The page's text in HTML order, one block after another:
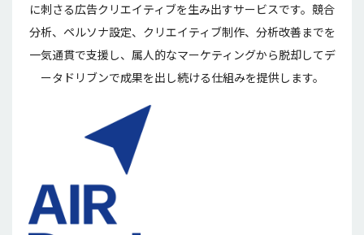
に刺さる広告クリエイティブを生み出すサービスです。競合
分析、ペルソナ設定、クリエイティブ制作、分析改善までを
一気通貫で支援し、属人的なマーケティングから脱却してデ
ータドリブンで成果を出し続ける仕組みを提供します。